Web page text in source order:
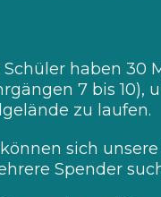
haben 30
7 bis 10),
zu laufen.
sich
Spender